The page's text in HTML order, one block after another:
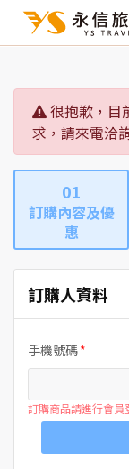
很抱歉，目
求，請來電洽
01
訂購內容及優
惠
訂購人資料
手機號碼
訂購商品請進行會員